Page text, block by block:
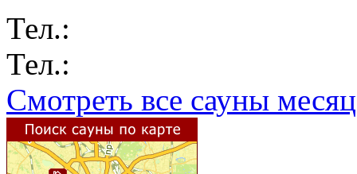
Тел.:
Тел.:
Смотреть все сауны